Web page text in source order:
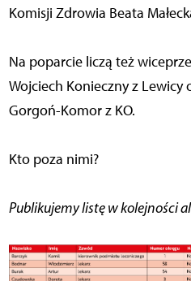
Komisji Zdrowia Beata
Na poparcie liczą też
Wojciech Konieczny z Lewicy
Gorgoń-Komor z KO.
Kto poza nimi?
Publikujemy listę w kolejności